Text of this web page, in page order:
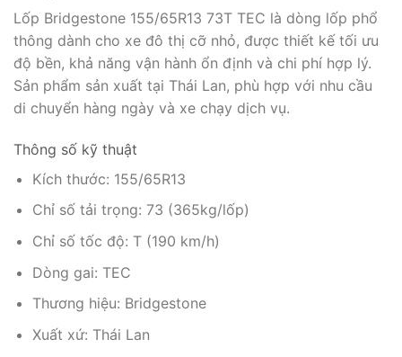
Lốp Bridgestone 155/65R13 73T TEC là dòng lốp phổ
thông dành cho xe đô thị cỡ nhỏ, được thiết kế tối ưu
độ bền, khả năng vận hành ổn định và chi phí hợp lý.
Sản phẩm sản xuất tại Thái Lan, phù hợp với nhu cầu
di chuyển hàng ngày và xe chạy dịch vụ.
Thông số kỹ thuật
Kích thước: 155/65R13
Chỉ số tải trọng: 73 (365kg/lốp)
Chỉ số tốc độ: T (190 km/h)
Dòng gai: TEC
Thương hiệu: Bridgestone
Xuất xứ: Thái Lan